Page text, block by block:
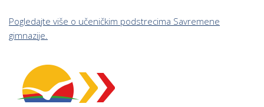
Pogledajte više o učeničkim podstrecima Savremene
gimnazije.